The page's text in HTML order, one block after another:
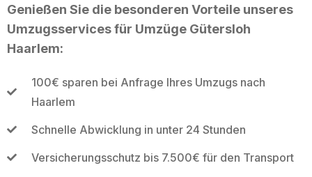
Genießen Sie die besonderen Vorteile unseres
Umzugsservices für Umzüge Gütersloh
Haarlem:
100€ sparen bei Anfrage Ihres Umzugs nach
Haarlem
Schnelle Abwicklung in unter 24 Stunden
Versicherungsschutz bis 7.500€ für den Transport